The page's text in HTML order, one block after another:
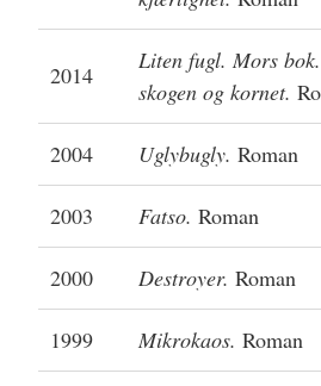
2014
Liten fugl. Mors
skogen og kornet.
2004 Uglybugly. Roman
2003 Fatso. Roman
2000 Destroyer. Roman
1999 Mikrokaos. Roman